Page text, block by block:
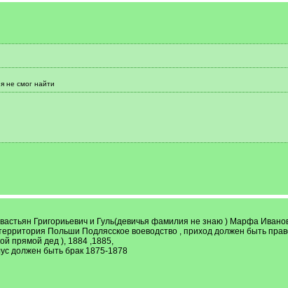
не смог найти
Григориьевич и Гуль(девичья фамилия не знаю ) Марфа
Польши Подлясское воеводство , приход должен быть
прямой дед ), 1884 ,1885,
должен быть брак 1875-1878